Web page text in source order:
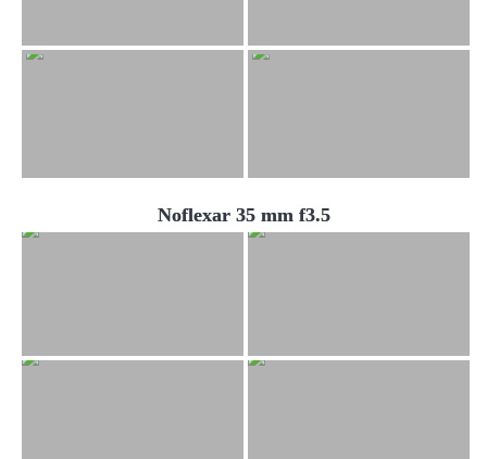
Noflexar 35 mm f3.5